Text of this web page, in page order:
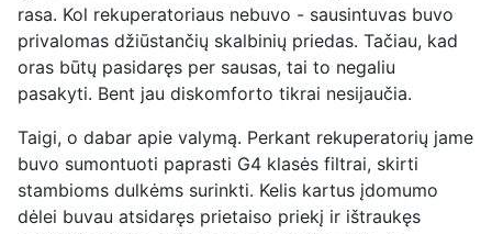
rasa. Kol rekuperatoriaus nebuvo - sausintuvas buvo
privalomas džiūstančių skalbinių priedas. Tačiau, kad
oras būtų pasidaręs per sausas, tai to negaliu
pasakyti. Bent jau diskomforto tikrai nesijaučia.
Taigi, o dabar apie valymą. Perkant rekuperatorių jame
buvo sumontuoti paprasti G4 klasės filtrai, skirti
stambioms dulkėms surinkti. Kelis kartus įdomumo
dėlei buvau atsidaręs prietaiso priekį ir ištraukęs